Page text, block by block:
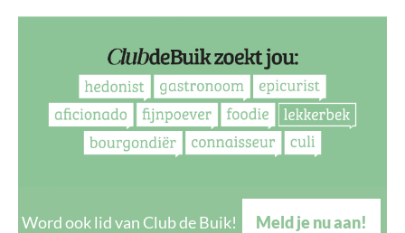
Word ook lid van Club de Buik! Meld je nu aan!